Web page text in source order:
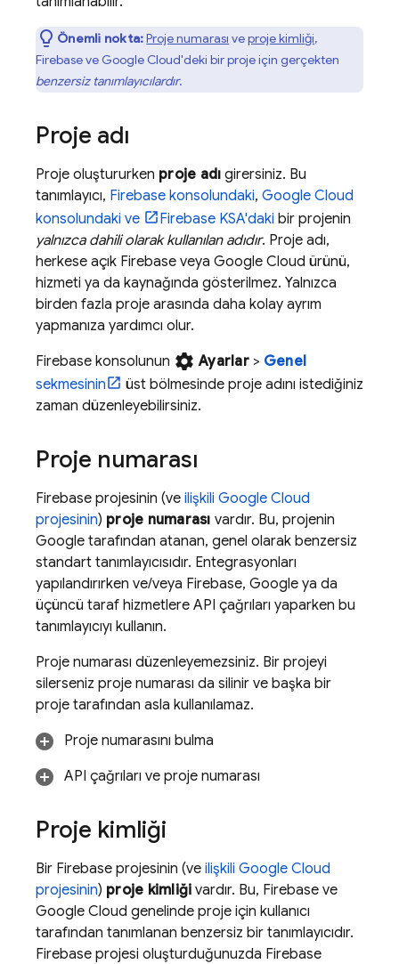
Önemli nokta:Proje numarası veproje kimliği,
Firebase ve Google Cloud'deki bir proje için gerçekten
benzersiz tanımlayıcılardır.
Proje adı
Proje oluştururken proje adı girersiniz. Bu
tanımlayıcı, Firebase konsolundaki, Google Cloud
konsolundaki ve
Firebase KSA'daki bir projenin
yalnızca dahili olarak kullanılan adıdır. Proje adı,
herkese açık Firebase veya Google Cloud ürünü,
hizmeti ya da kaynağında gösterilmez. Yalnızca
birden fazla proje arasında daha kolay ayrım
yapmanıza yardımcı olur.
Firebase konsolunun settings Ayarlar> Genel
sekmesinin
üst bölmesinde proje adını istediğiniz
zaman düzenleyebilirsiniz.
Proje numarası
Firebase projesinin (ve ilişkili Google Cloud
projesinin) proje numarası vardır. Bu, projenin
Google tarafından atanan, genel olarak benzersiz
standart tanımlayıcısıdır. Entegrasyonları
yapılandırırken ve/veya Firebase, Google ya da
üçüncü taraf hizmetlere API çağrıları yaparken bu
tanımlayıcıyı kullanın.
Proje numarası düzenleyemezsiniz. Bir projeyi
silerseniz proje numarası da silinir ve başka bir
proje tarafından asla kullanılamaz.
Proje numarasını bulma
API çağrıları ve proje numarası
Proje kimliği
Bir Firebase projesinin (ve ilişkili Google Cloud
projesinin) proje kimliği vardır. Bu, Firebase ve
Google Cloud genelinde proje için kullanıcı
tarafından tanımlanan benzersiz bir tanımlayıcıdır.
Firebase projesi oluşturduğunuzda Firebase